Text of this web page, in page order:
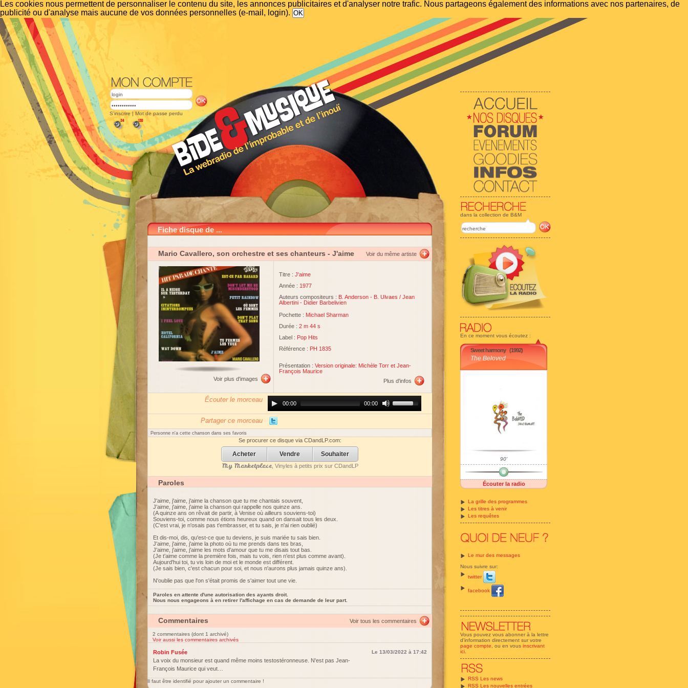
Les cookies nous permettent de personnaliser le contenu du site, les annonces publicitaires et d'analyser notre trafic. Nous partageons également des informations avec nos partenaires, de
publicité ou d'analyse mais aucune de vos données personnelles (e-mail, login).
dans la collection de B&M
En ce moment vous écoutez :
Sweet harmony (1992)
The Beloved
90'
Écouter la radio
La grille des programmes
Les titres à venir
Les requêtes
Le mur des messages
Nous suivre sur:
twitter
facebook
Vous pouvez vous abonner à la lettre
d'information directement sur votre
page compte , ou en vous inscrivant
ici
RSS Les news
RSS Les nouvelles entrées
S'inscrire | Mot de passe perdu
Fiche disque de ...
Mario Cavallero, son orchestre et ses chanteurs - J'aime Voir du même artiste
Voir plus d'images
Titre : J'aime
Année : 1977
Auteurs compositeurs : B. Anderson - B. Ulvaes / Jean
Albertini - Didier Barbelivien
Pochette : Michael Sharman
Durée : 2 m 44 s
Label : Pop Hits
Référence : PH 1835
Présentation : Version originale: Michèle Torr et Jean-
François Maurice
Plus d'infos
Écouter le morceau
Player00:00 00:00
Up/Down
Arrow
increase
or
Partager ce morceau
Personne n'a cette chanson dans ses favoris
Se procurer ce disque via CDandLP.com:
Acheter Vendre Souhaiter
My Marketplace, Vinyles à petits prix sur CDandLP
Paroles
J'aime, j'aime, j'aime la chanson que tu me chantais souvent,
J'aime, j'aime, j'aime la chanson qui rappelle nos quinze ans.
(A quinze ans on rêvait de partir, à Venise où ailleurs souviens-toi)
Souviens-toi, comme nous étions heureux quand on dansait tous les deux.
(C'est vrai, je n'osais pas t'embrasser, et tu sais, je n'ai rien oublié)
Et dis-moi, dis, qu'est-ce que tu deviens, je suis mariée tu sais bien.
J'aime, j'aime, j'aime la photo où tu me prends dans tes bras,
J'aime, j'aime, j'aime les mots d'amour que tu me disais tout bas.
(Je t'aime comme la première fois, mais tu vois, rien n'est plus comme avant).
Aujourd'hui toi, tu vis loin de moi et le monde est différent.
(Je sais bien, c'est chacun pour soi, et nous n'aurons plus jamais quinze ans).
N'oublie pas que l'on s'était promis de s'aimer tout une vie.
Paroles en attente d'une autorisation des ayants droit.
Nous nous engageons à en retirer l'affichage en cas de demande de leur part.
Commentaires Voir tous les commentaires
2 commentaires (dont 1 archivé)
Voir aussi les commentaires archivés
Robin Fusée Le 13/03/2022 à 17:42
La voix du monsieur est quand même moins testostéronneuse. N'est pas Jean-
François Maurice qui veut…
Il faut être identifié pour ajouter un commentaire !